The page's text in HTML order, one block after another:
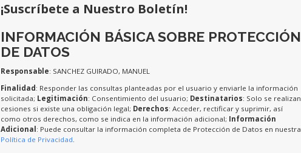
¡Suscríbete a Nuestro Boletín!
INFORMACIÓN BÁSICA SOBRE PROTECCIÓN
DE DATOS
Responsable: SANCHEZ GUIRADO, MANUEL
Finalidad : Responder las consultas planteadas por el usuario y enviarle la información
solicitada; Legitimación: Consentimiento del usuario; Destinatarios: Solo se realizan
cesiones si existe una obligación legal; Derechos: Acceder, rectificar y suprimir, así
como otros derechos, como se indica en la información adicional; Información
Adicional : Puede consultar la información completa de Protección de Datos en nuestra
Política de Privacidad.